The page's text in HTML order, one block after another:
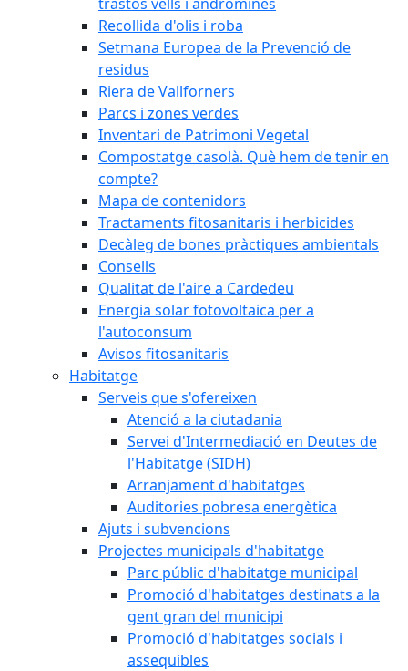
Recollida d'olis i roba
Setmana Europea de la Prevenció de
residus
Riera de Vallforners
Parcs i zones verdes
Inventari de Patrimoni Vegetal
Compostatge casolà. Què hem de tenir en
compte?
Mapa de contenidors
Tractaments fitosanitaris i herbicides
Decàleg de bones pràctiques ambientals
Consells
Qualitat de l'aire a Cardedeu
Energia solar fotovoltaica per a
l'autoconsum
Avisos fitosanitaris
Habitatge
Serveis que s'ofereixen
Atenció a la ciutadania
Servei d'Intermediació en Deutes de
l'Habitatge (SIDH)
Arranjament d'habitatges
Auditories pobresa energètica
Ajuts i subvencions
Projectes municipals d'habitatge
Parc públic d'habitatge municipal
Promoció d'habitatges destinats a la
gent gran del municipi
Promoció d'habitatges socials i
assequibles